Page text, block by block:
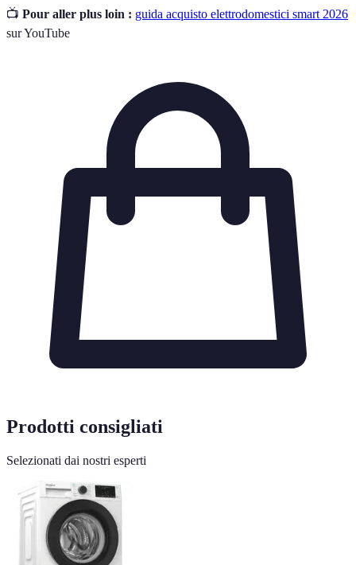
📺 Pour aller plus loin : guida acquisto elettrodomestici smart 2026
sur YouTube
Prodotti consigliati
Selezionati dai nostri esperti